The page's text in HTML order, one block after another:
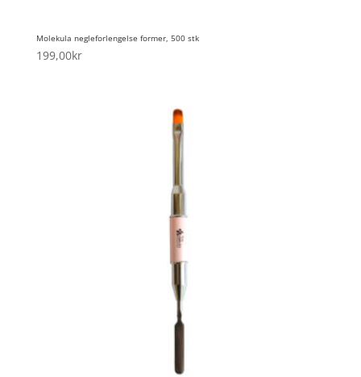
Molekula negleforlengelse former, 500 stk
199,00kr